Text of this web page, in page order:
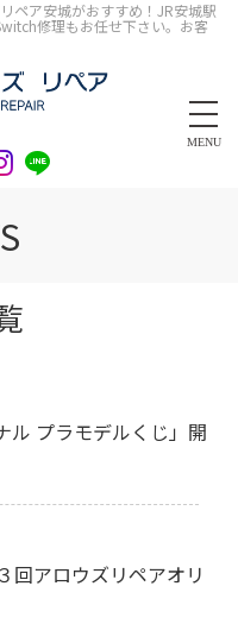
ペア安城がおすすめ！JR安城駅
修理もお任せ下さい。お客
MENU
ル プラモデルくじ」開
回アロウズリペアオリ